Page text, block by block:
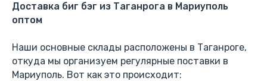
Доставка биг бэг из Таганрога в Мариуполь
оптом
Наши основные склады расположены в Таганроге,
откуда мы организуем регулярные поставки в
Мариуполь. Вот как это происходит: